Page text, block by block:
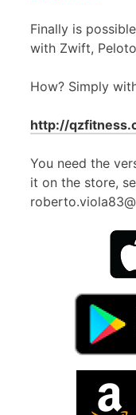
Finally is
with Zwift,
How? Simply
http://
You need the
it on the store,